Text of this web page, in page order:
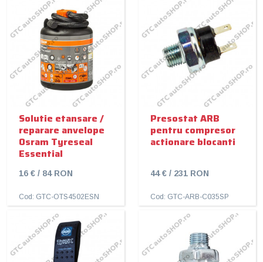
Solutie etansare /
reparare anvelope
Osram Tyreseal
Essential
16 € / 84 RON
Cod: GTC-OTS4502ESN
Presostat ARB
pentru compresor
actionare blocanti
44 € / 231 RON
Cod: GTC-ARB-C035SP